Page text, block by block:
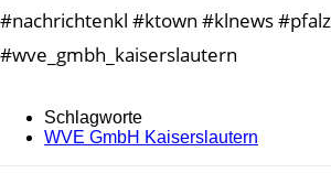
#nachrichtenkl #ktown #klnews
#wve_gmbh_kaiserslautern
Schlagworte
WVE GmbH Kaiserslautern